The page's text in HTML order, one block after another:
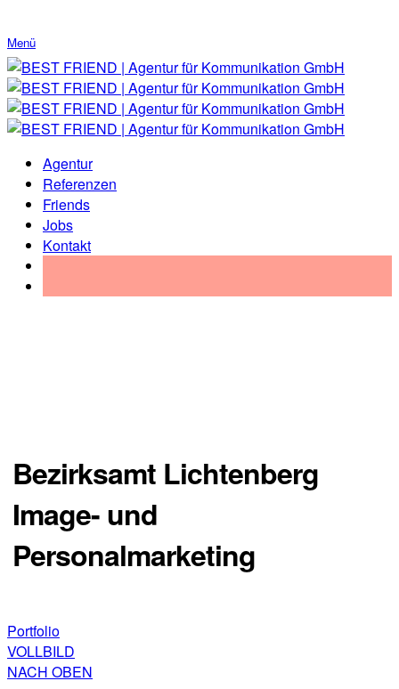
Menü
Agentur
Referenzen
Friends
Jobs
Kontakt
Bezirksamt Lichtenberg
Image- und
Personalmarketing
Portfolio
VOLLBILD
NACH OBEN